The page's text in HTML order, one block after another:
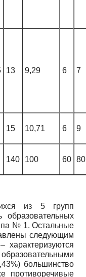
13 9,29 6 7
15 10,71 6 9
140 100 60 80
из 5 групп
№ 1. Остальные
следующим
большинство
противоречивые